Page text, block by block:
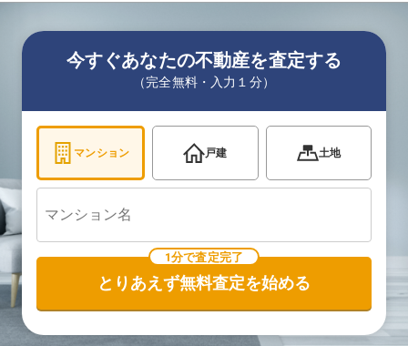
今すぐあなたの不動産を査定する
（完全無料・入力１分）
マンション 戸建 土地
1分で査定完了
とりあえず無料査定を始める